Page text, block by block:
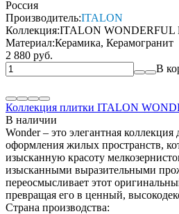
Россия
Производитель:ITALON
Коллекция:ITALON WONDERFUL
Материал:Керамика, Керамогранит
2 880 руб.
В
Коллекция плитки ITALON
В наличии
Wonder – это элегантная коллекция
оформления жилых пространств,
изысканную красоту
изысканными выразительными
переосмысливает этот
превращая его в ценный,
Страна производства: